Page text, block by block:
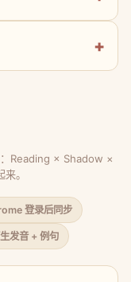
Reading × Shadow ×
。
登录后同步
发音 + 例句